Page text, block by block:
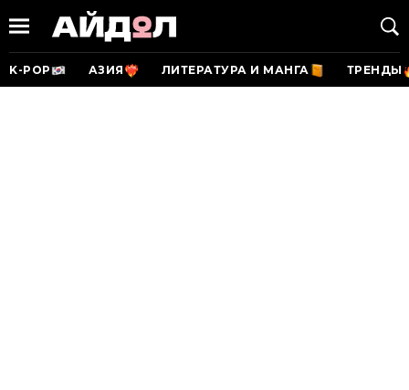
K-POP АЗИЯ ЛИТЕРАТУРА И МАНГА ТРЕНДЫ